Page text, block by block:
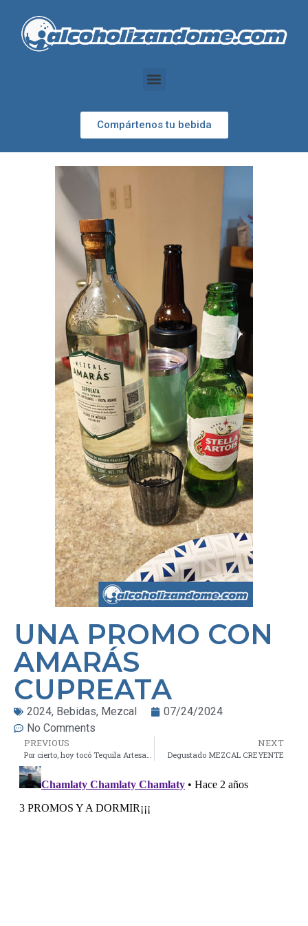
Compártenos tu bebida
UNA PROMO CON
AMARÁS
CUPREATA
2024, Bebidas, Mezcal
07/24/2024
No Comments
PREVIOUS NEXT
Degustado MEZCAL CREYENTE